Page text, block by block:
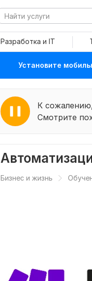
Разработка и IT
Установите
К
Смотрите
Бизнес и жизнь